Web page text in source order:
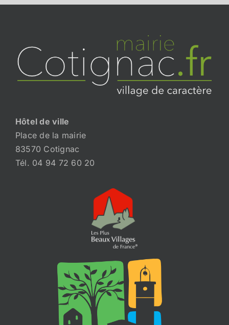
Hôtel de ville
Place de la mairie
83570 Cotignac
Tél. 04 94 72 60 20